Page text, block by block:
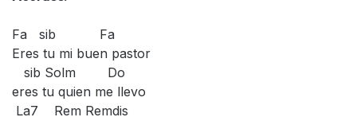
Fa sib Fa
Eres tu mi buen pastor
sib Solm Do
eres tu quien me llevo
La7 Rem Remdis